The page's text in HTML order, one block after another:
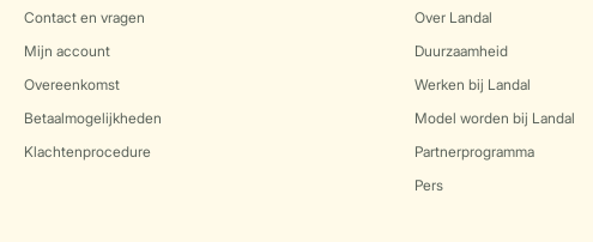
Contact en vragen
Mijn account
Overeenkomst
Betaalmogelijkheden
Klachtenprocedure
Over Landal
Duurzaamheid
Werken bij Landal
Model worden bij Landal
Partnerprogramma
Pers